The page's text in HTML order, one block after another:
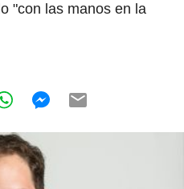
"con las manos en la